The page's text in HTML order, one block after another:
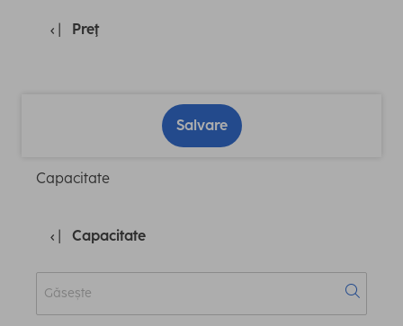
Preţ
Salvare
Capacitate
Capacitate